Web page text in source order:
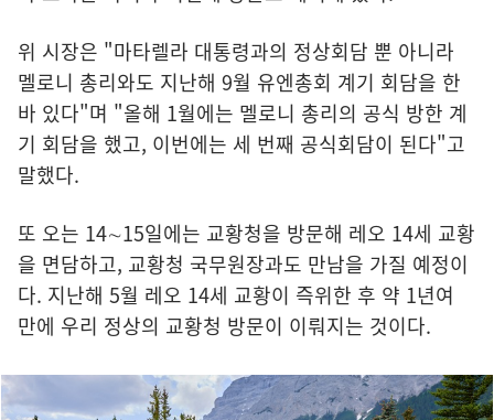
위 시장은 "마타렐라 대통령과의 정상회담 뿐 아니라
멜로니 총리와도 지난해 9월 유엔총회 계기 회담을 한
바 있다"며 "올해 1월에는 멜로니 총리의 공식 방한 계
기 회담을 했고, 이번에는 세 번째 공식회담이 된다"고
말했다.
또 오는 14∼15일에는 교황청을 방문해 레오 14세 교황
을 면담하고, 교황청 국무원장과도 만남을 가질 예정이
다. 지난해 5월 레오 14세 교황이 즉위한 후 약 1년여
만에 우리 정상의 교황청 방문이 이뤄지는 것이다.